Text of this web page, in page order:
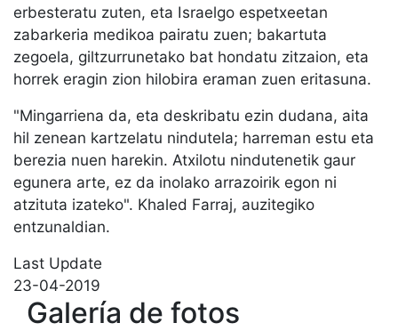
erbesteratu zuten, eta Israelgo espetxeetan
zabarkeria medikoa pairatu zuen; bakartuta
zegoela, giltzurrunetako bat hondatu zitzaion, eta
horrek eragin zion hilobira eraman zuen eritasuna.
"Mingarriena da, eta deskribatu ezin dudana, aita
hil zenean kartzelatu nindutela; harreman estu eta
berezia nuen harekin. Atxilotu nindutenetik gaur
egunera arte, ez da inolako arrazoirik egon ni
atzituta izateko". Khaled Farraj, auzitegiko
entzunaldian.
Last Update
23-04-2019
Galería de fotos